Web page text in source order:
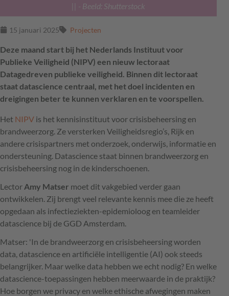
- Beeld: Shutterstock
15 januari 2025 Projecten
Deze maand start bij het Nederlands Instituut voor
Publieke Veiligheid (NIPV) een nieuw lectoraat
Datagedreven publieke veiligheid. Binnen dit lectoraat
staat datascience centraal, met het doel incidenten en
dreigingen beter te kunnen verklaren en te voorspellen.
Het NIPV is het kennisinstituut voor crisisbeheersing en
brandweerzorg. Ze versterken Veiligheidsregio’s, Rijk en
andere crisispartners met onderzoek, onderwijs, informatie en
ondersteuning. Datascience staat binnen brandweerzorg en
crisisbeheersing nog in de kinderschoenen.
Lector Amy Matser moet dit vakgebied verder gaan
ontwikkelen. Zij brengt veel relevante kennis mee die ze heeft
opgedaan als infectieziekten-epidemioloog en teamleider
datascience bij de GGD Amsterdam.
Matser: 'In de brandweerzorg en crisisbeheersing worden
data, datascience en artificiële intelligentie (AI) ook steeds
belangrijker. Maar welke data hebben we echt nodig? En welke
datascience-toepassingen hebben meerwaarde in de praktijk?
Hoe borgen we privacy en welke ethische afwegingen maken